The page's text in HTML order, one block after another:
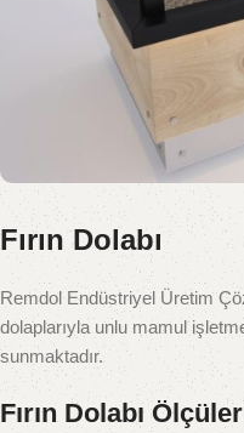
Fırın Dolabı
Remdol Endüstriyel Üretim
dolaplarıyla unlu mamul
sunmaktadır.
Fırın Dolabı